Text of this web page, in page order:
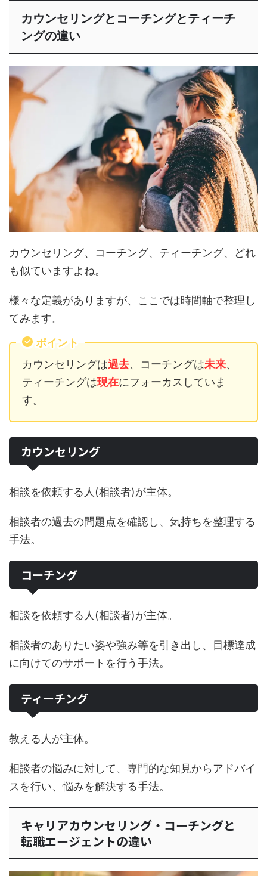
カウンセリングとコーチングとティーチ
ングの違い
カウンセリング、コーチング、ティーチング、どれ
も似ていますよね。
様々な定義がありますが、ここでは時間軸で整理し
てみます。
ポイント
カウンセリングは過去、コーチングは未来、
ティーチングは現在にフォーカスしていま
す。
カウンセリング
相談を依頼する人(相談者)が主体。
相談者の過去の問題点を確認し、気持ちを整理する
手法。
コーチング
相談を依頼する人(相談者)が主体。
相談者のありたい姿や強み等を引き出し、目標達成
に向けてのサポートを行う手法。
ティーチング
教える人が主体。
相談者の悩みに対して、専門的な知見からアドバイ
スを行い、悩みを解決する手法。
キャリアカウンセリング・コーチングと
転職エージェントの違い